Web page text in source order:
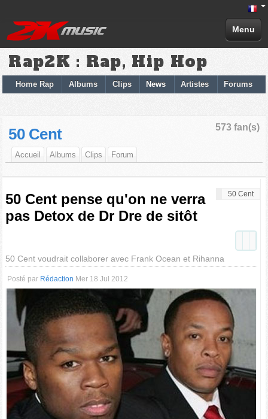
Menu
Rap2K : Rap, Hip Hop
Home Rap Albums Clips News Artistes Forums
573 fan(s)
50 Cent
Accueil Albums Clips Forum
50 Cent
50 Cent pense qu'on ne verra
pas Detox de Dr Dre de sitôt
50 Cent voudrait collaborer avec Frank Ocean et Rihanna
Posté par Rédaction Mer 18 Jul 2012